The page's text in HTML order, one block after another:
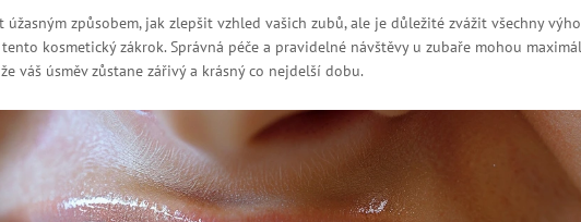
úžasným způsobem, jak zlepšit vzhled vašich zubů, ale je důležité zvážit všechny
kosmetický zákrok. Správná péče a pravidelné návštěvy u zubaře mohou
váš úsměv zůstane zářivý a krásný co nejdelší dobu.